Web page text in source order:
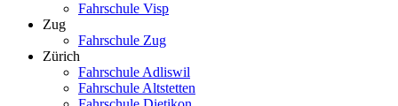
Fahrschule Visp
Zug
Fahrschule Zug
Zürich
Fahrschule Adliswil
Fahrschule Altstetten